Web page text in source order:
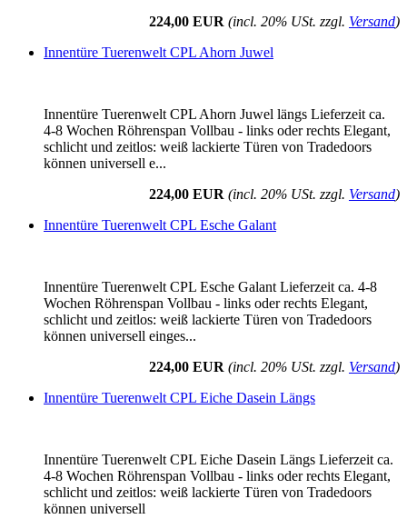
224,00 EUR (incl. 20% USt. zzgl. Versand)
Innentüre Tuerenwelt CPL Ahorn Juwel
Innentüre Tuerenwelt CPL Ahorn Juwel längs Lieferzeit ca.
4-8 Wochen Röhrenspan Vollbau - links oder rechts Elegant,
schlicht und zeitlos: weiß lackierte Türen von Tradedoors
können universell e...
224,00 EUR (incl. 20% USt. zzgl. Versand)
Innentüre Tuerenwelt CPL Esche Galant
Innentüre Tuerenwelt CPL Esche Galant Lieferzeit ca. 4-8
Wochen Röhrenspan Vollbau - links oder rechts Elegant,
schlicht und zeitlos: weiß lackierte Türen von Tradedoors
können universell einges...
224,00 EUR (incl. 20% USt. zzgl. Versand)
Innentüre Tuerenwelt CPL Eiche Dasein Längs
Innentüre Tuerenwelt CPL Eiche Dasein Längs Lieferzeit ca.
4-8 Wochen Röhrenspan Vollbau - links oder rechts Elegant,
schlicht und zeitlos: weiß lackierte Türen von Tradedoors
können universell